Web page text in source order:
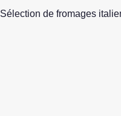
Sélection de fromages